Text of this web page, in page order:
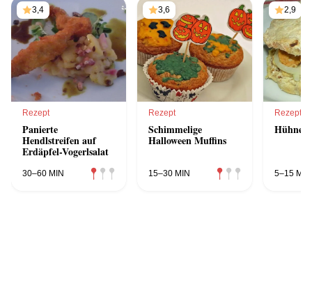
3,4
Rezept
Panierte
Hendlstreifen auf
Erdäpfel-Vogerlsalat
30–60 MIN
3,6
Rezept
Schimmelige
Halloween Muffins
15–30 MIN
2,9
Rezept
5–15 MIN